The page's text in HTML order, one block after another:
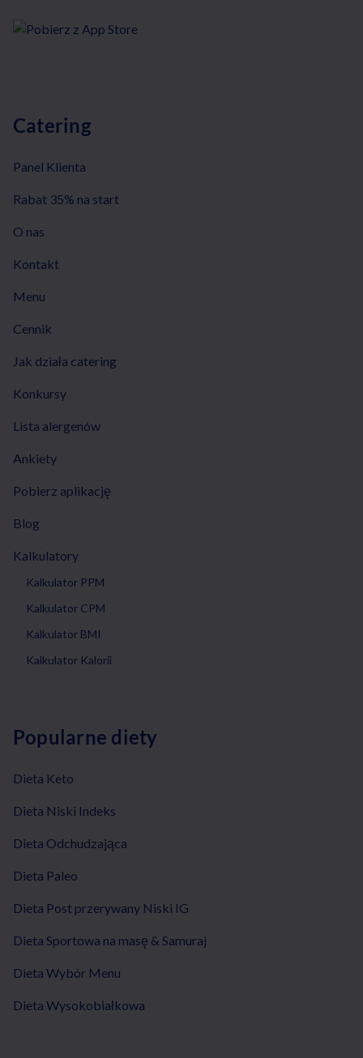
Catering
Panel Klienta
Rabat 35% na start
O nas
Kontakt
Menu
Cennik
Jak działa catering
Konkursy
Lista alergenów
Ankiety
Pobierz aplikację
Blog
Kalkulatory
Kalkulator PPM
Kalkulator CPM
Kalkulator BMI
Kalkulator Kalorii
Popularne diety
Dieta Keto
Dieta Niski Indeks
Dieta Odchudzająca
Dieta Paleo
Dieta Post przerywany Niski IG
Dieta Sportowa na masę & Samuraj
Dieta Wybór Menu
Dieta Wysokobiałkowa